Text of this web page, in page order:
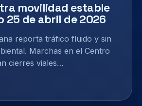
movilidad estable
25 de abril de 2026
reporta tráfico fluido y sin
Marchas en el Centro
cierres viales…